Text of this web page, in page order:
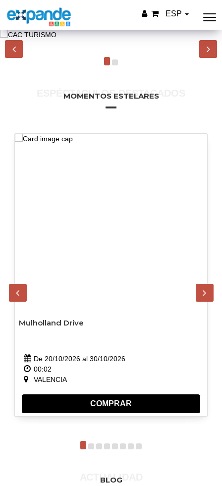
ESP
ESPÉCTACULOS DESTACADOS
MOMENTOS ESTELARES
Mulholland Drive
De 20/10/2026 al 30/10/2026
00:02
VALENCIA
COMPRAR
ACTUALIDAD
BLOG